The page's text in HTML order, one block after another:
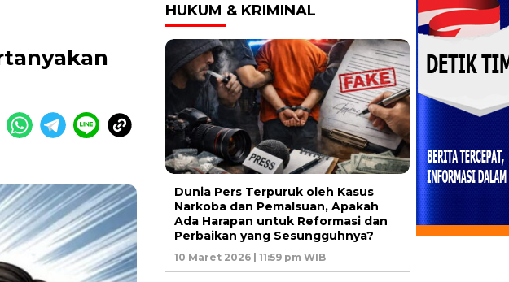
HUKUM & KRIMINAL
Dunia Pers Terpuruk oleh Kasus
Narkoba dan Pemalsuan, Apakah
Ada Harapan untuk Reformasi dan
Perbaikan yang Sesungguhnya?
10 Maret 2026 | 11:59 pm WIB